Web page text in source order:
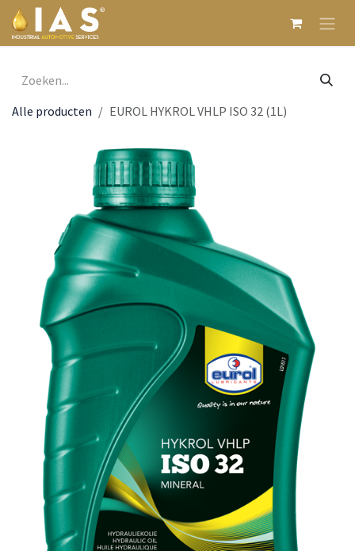
Overslaan naar inhoud
Alle producten EUROL HYKROL VHLP ISO 32 (1L)